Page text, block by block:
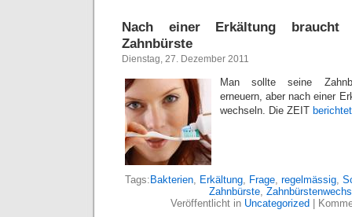
Nach einer Erkältung
Zahnbürste
Dienstag, 27. Dezember 2011
Man sollte seine
erneuern, aber nach einer
wechseln. Die ZEIT berichtet
Tags: Bakterien, Erkältung, Frage, regelmässig,
Zahnbürste,
Veröffentlicht in Uncategorized